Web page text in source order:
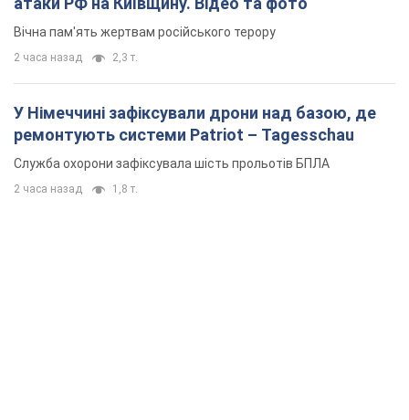
Вічна пам'ять жертвам російського терору
2 часа назад 2,3 т.
У Німеччині зафіксували дрони над базою, де
ремонтують системи Patriot – Tagesschau
Служба охорони зафіксувала шість прольотів БПЛА
2 часа назад 1,8 т.